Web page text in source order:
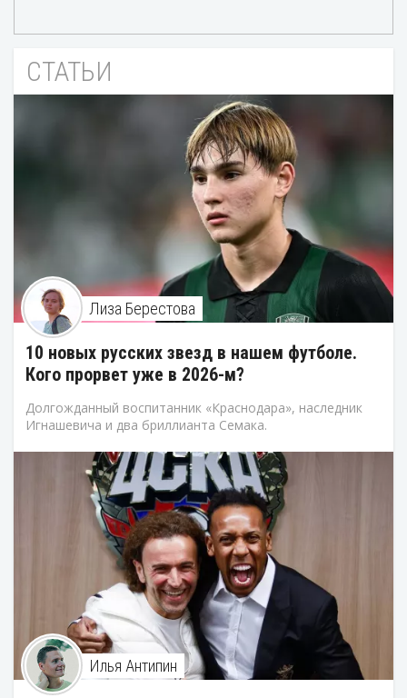
СТАТЬИ
Лиза Берестова
10 новых русских звезд в нашем футболе.
Кого прорвет уже в 2026-м?
Долгожданный воспитанник «Краснодара», наследник
Игнашевича и два бриллианта Семака.
Илья Антипин